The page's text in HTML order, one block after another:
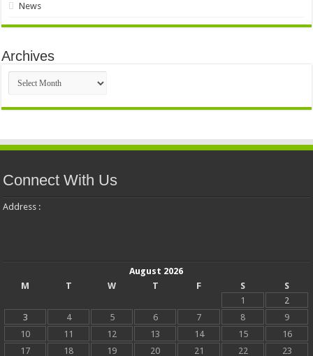
News
Archives
Archives
Connect With Us
Address :
August 2026
M
T W T F S
S
1
2
3
4 5 6 7 8
9
10
11 12 13 14 15
16
17
18 19 20 21 22 23